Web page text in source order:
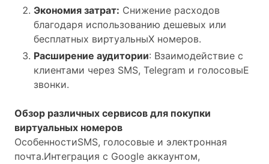
Экономия затрат: Снижение расходов
благодаря использованию дешевых или
бесплатных виртуальныХ номеров.
Расширение аудитории: Взаимодействие с
клиентами через SMS, Telegram и голосовыЕ
звонки.
Обзор различных сервисов для покупки
виртуальных номеров
ОсобенностиSMS, голосовые и электронная
почта.Интеграция с Google аккаунтом,